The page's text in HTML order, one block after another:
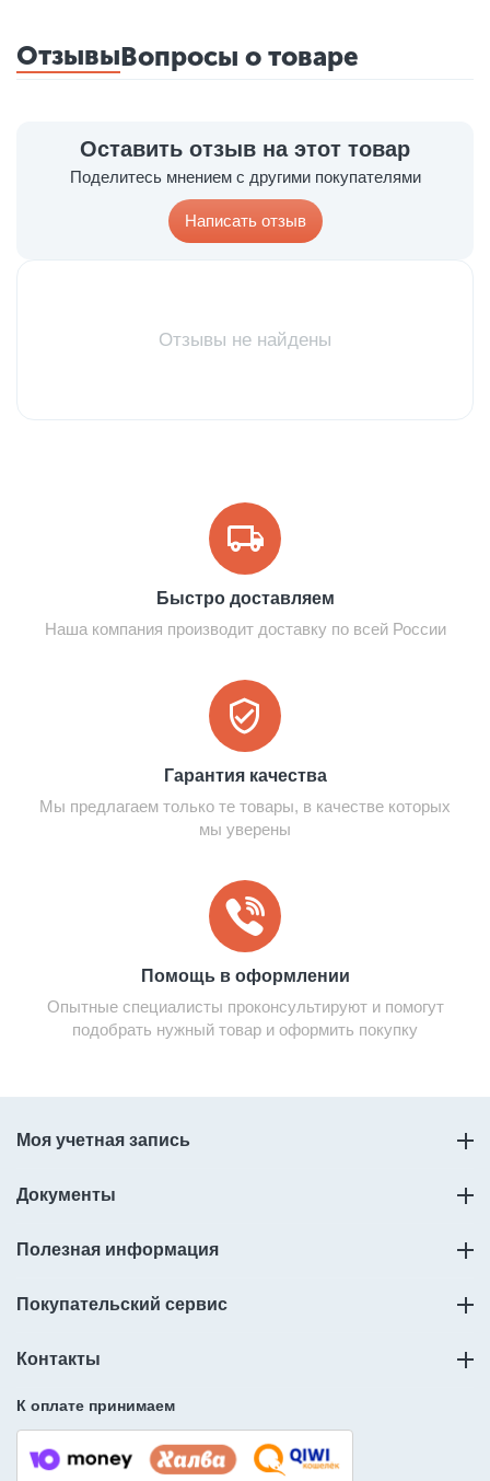
ОтзывыВопросы о товаре
Оставить отзыв на этот товар
Поделитесь мнением с другими покупателями
Написать отзыв
Отзывы не найдены
Быстро доставляем
Наша компания производит доставку по всей России
Гарантия качества
Мы предлагаем только те товары, в качестве которых
мы уверены
Помощь в оформлении
Опытные специалисты проконсультируют и помогут
подобрать нужный товар и оформить покупку
Моя учетная запись
Документы
Полезная информация
Покупательский сервис
Контакты
К оплате принимаем